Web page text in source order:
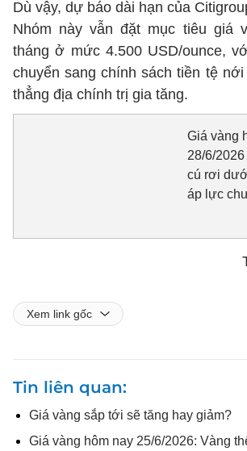
Dù vậy, dự báo dài hạn của
Nhóm này vẫn đặt mục tiêu giá
tháng ở mức 4.500 USD/ounce,
chuyển sang chính sách tiền tệ
thẳng địa chính trị gia tăng.
Giá vàng
28/6/
cú rơi
áp lực
Xem link gốc
Tin liên quan
Giá vàng sắp tới sẽ tăng hay giảm?
Giá vàng hôm nay 25/6/2026: Vàng